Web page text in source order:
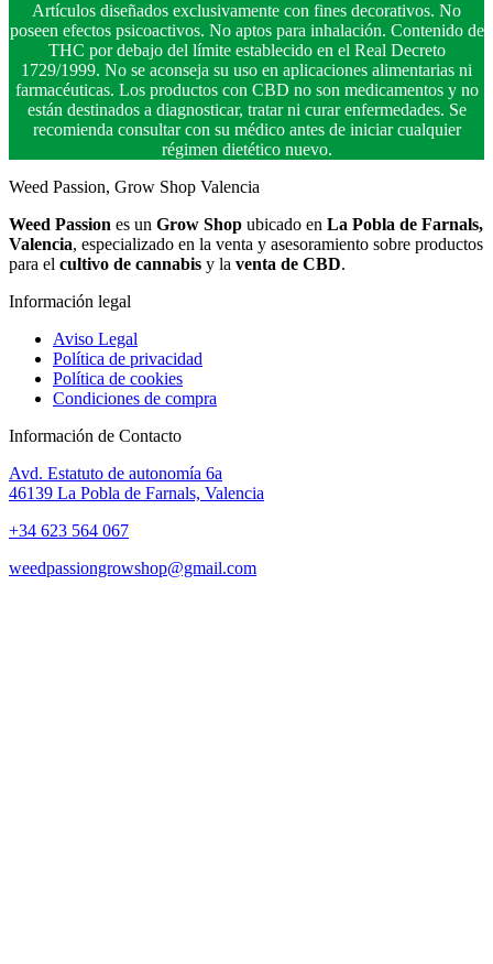
Artículos diseñados exclusivamente con fines decorativos. No
poseen efectos psicoactivos. No aptos para inhalación. Contenido de
THC por debajo del límite establecido en el Real Decreto
1729/1999. No se aconseja su uso en aplicaciones alimentarias ni
farmacéuticas. Los productos con CBD no son medicamentos y no
están destinados a diagnosticar, tratar ni curar enfermedades. Se
recomienda consultar con su médico antes de iniciar cualquier
régimen dietético nuevo.
Weed Passion, Grow Shop Valencia
Weed Passion es un Grow Shop ubicado en La Pobla de Farnals,
Valencia, especializado en la venta y asesoramiento sobre productos
para el cultivo de cannabis y la venta de CBD.
Información legal
Aviso Legal
Política de privacidad
Política de cookies
Condiciones de compra
Información de Contacto
Avd. Estatuto de autonomía 6a
46139 La Pobla de Farnals, Valencia
+34 623 564 067
weedpassiongrowshop@gmail.com